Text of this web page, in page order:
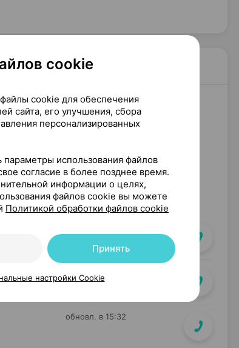
×1, Канпол Польша
обновл. в 15:32
cookie
cookie для обеспечения
сайта, его улучшения, сбора
персонализированных
использования файлов
согласие в более позднее время.
информации о целях,
файлов cookie вы можете
Политикой обработки файлов cookie
Принять
настройки Cookie